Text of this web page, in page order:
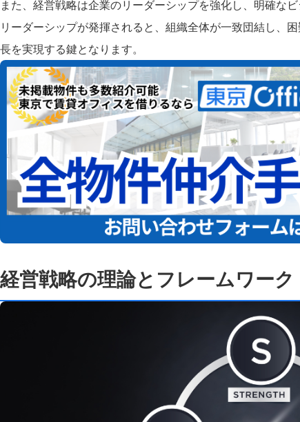
また、経営戦略は企業のリーダーシップを強化し、明確な
リーダーシップが発揮されると、組織全体が一致団結し、
長を実現する鍵となります。
経営戦略の理論とフレームワーク